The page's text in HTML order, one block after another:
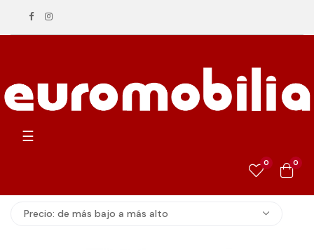
0 0
Navegación
☰
Precio: de más bajo a más alto